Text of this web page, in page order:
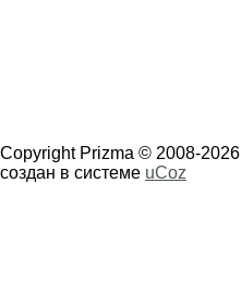
Copyright Prizma © 2008-2026
создан в системе uCoz